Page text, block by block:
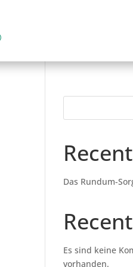
Das Rundum-
Es sind keine
vorhanden.